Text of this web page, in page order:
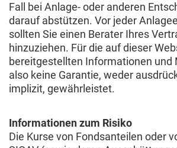
Fall bei Anlage- oder anderen
darauf abstützen. Vor jeder
sollten Sie einen Berater Ihres
hinzuziehen. Für die auf dieser
bereitgestellten Informationen und
also keine Garantie, weder
implizit, gewährleistet.
Informationen zum Risiko
Die Kurse von Fondsanteilen oder